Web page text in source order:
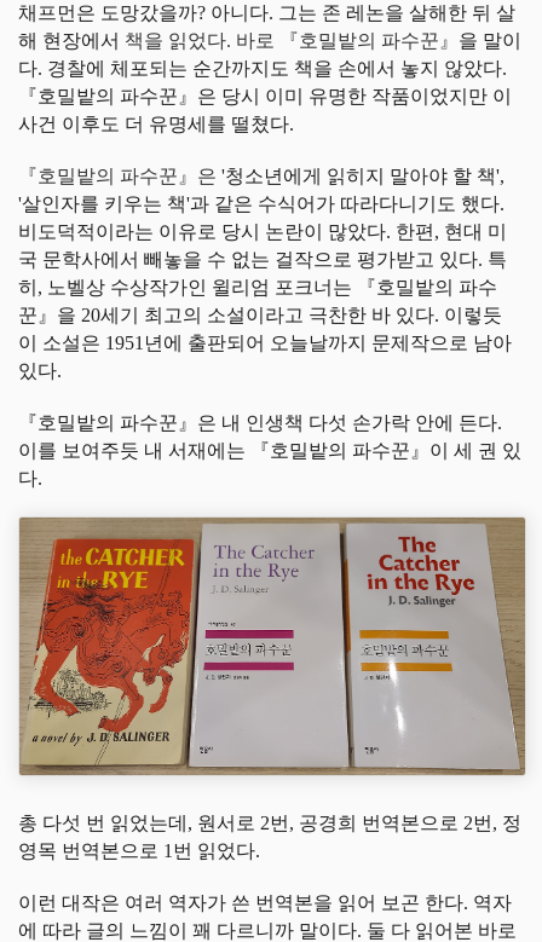
채프먼은 도망갔을까? 아니다. 그는 존 레논을 살해한 뒤 살
해 현장에서 책을 읽었다. 바로 『호밀밭의 파수꾼』 을 말이
다. 경찰에 체포되는 순간까지도 책을 손에서 놓지 않았다.
『호밀밭의 파수꾼』은 당시 이미 유명한 작품이었지만 이
사건 이후도 더 유명세를 떨쳤다.
『호밀밭의 파수꾼』은 '청소년에게 읽히지 말아야 할 책',
'살인자를 키우는 책'과 같은 수식어가 따라다니기도 했다.
비도덕적이라는 이유로 당시 논란이 많았다. 한편, 현대 미
국 문학사에서 빼놓을 수 없는 걸작으로 평가받고 있다. 특
히, 노벨상 수상작가인 윌리엄 포크너는 『호밀밭의 파수
꾼』을 20세기 최고의 소설이라고 극찬한 바 있다. 이렇듯
이 소설은 1951년에 출판되어 오늘날까지 문제작으로 남아
있다.
『호밀밭의 파수꾼』은 내 인생책 다섯 손가락 안에 든다.
이를 보여주듯 내 서재에는 『호밀밭의 파수꾼』이 세 권 있
다.
총 다섯 번 읽었는데, 원서로 2번, 공경희 번역본으로 2번, 정
영목 번역본으로 1번 읽었다.
이런 대작은 여러 역자가 쓴 번역본을 읽어 보곤 한다. 역자
에 따라 글의 느낌이 꽤 다르니까 말이다. 둘 다 읽어본 바로